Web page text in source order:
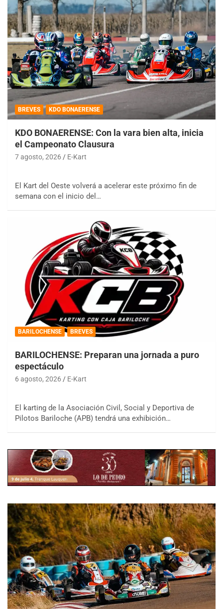
BREVES KDO BONAERENSE
KDO BONAERENSE: Con la vara bien alta, inicia
el Campeonato Clausura
7 agosto, 2026 E-Kart
El Kart del Oeste volverá a acelerar este próximo fin de
semana con el inicio del…
BARILOCHENSE BREVES
BARILOCHENSE: Preparan una jornada a puro
espectáculo
6 agosto, 2026 E-Kart
El karting de la Asociación Civil, Social y Deportiva de
Pilotos Bariloche (APB) tendrá una exhibición…